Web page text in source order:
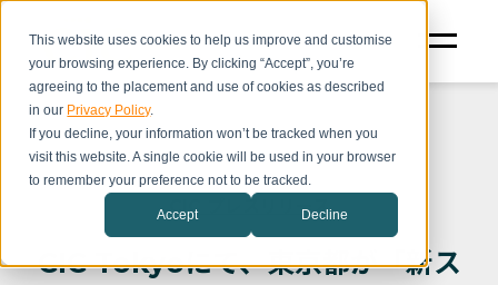
This website uses cookies to help us improve and customise
your browsing experience. By clicking “Accept”, you’re
agreeing to the placement and use of cookies as described
in our Privacy Policy.
If you decline, your information won’t be tracked when you
visit this website. A single cookie will be used in your browser
to remember your preference not to be tracked.
Accept Decline
CIC プレスリリース
CIC Tokyoにて、東京都が「新ス